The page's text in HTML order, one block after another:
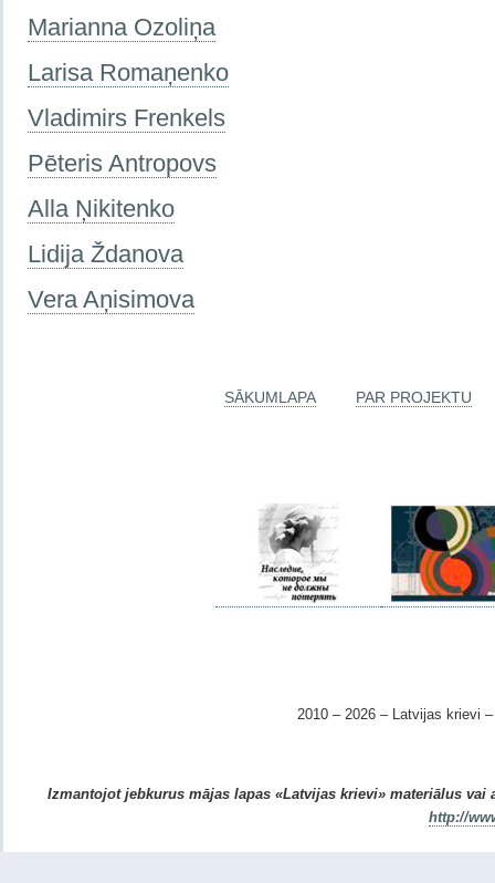
Marianna Ozoliņa
Larisa Romaņenko
Vladimirs Frenkels
Pēteris Antropovs
Alla Ņikitenko
Lidija Ždanova
Vera Aņisimova
SĀKUMLAPA PAR PROJEKTU
2010 – 2026 – Latvijas krievi –
Izmantojot jebkurus mājas lapas «Latvijas krievi» materiālus
http://